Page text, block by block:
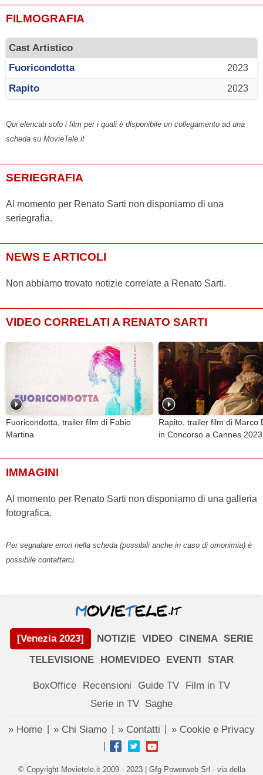
FILMOGRAFIA
Cast Artistico
2023
Fuoricondotta
2023
Rapito
Qui elencati solo i film per i quali è disponibile un collegamento ad una
scheda su MovieTele.it
SERIEGRAFIA
Al momento per Renato Sarti non disponiamo di una
seriegrafia.
NEWS E ARTICOLI
Non abbiamo trovato notizie correlate a Renato Sarti.
VIDEO CORRELATI A RENATO SARTI
Fuoricondotta, trailer film di Fabio
Martina
Rapito, trailer film di Marco
in Concorso a Cannes 2023
IMMAGINI
Al momento per Renato Sarti non disponiamo di una galleria
fotografica.
Per segnalare errori nella scheda (possibili anche in caso di omonimia) è
possibile contattarci.
[Venezia 2023] NOTIZIE VIDEO CINEMA SERIE
TELEVISIONE
HOMEVIDEO EVENTI STAR
BoxOffice Recensioni Guide TV
Film in TV
Serie in TV Saghe
» Home » Chi Siamo » Contatti » Cookie e Privacy
© Copyright Movietele.it 2009 - 2023 | Gfg Powerweb Srl - via della